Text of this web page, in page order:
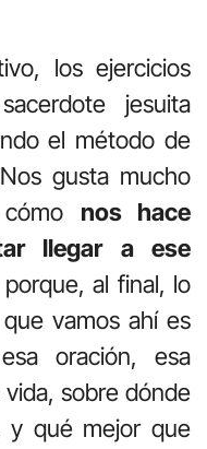
los ejercicios
jesuita
el método de
gusta mucho
nos hace
llegar a ese
al final, lo
vamos ahí es
oración, esa
sobre dónde
y qué mejor que